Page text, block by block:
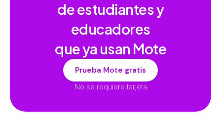
de estudiantes y
educadores
que ya usan Mote
Prueba Mote gratis
No se requiere tarjeta